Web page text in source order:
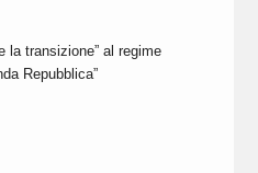
la transizione” al regime
Repubblica”